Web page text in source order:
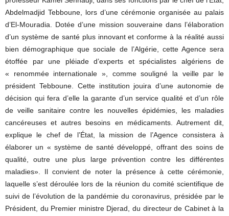
Abdelmadjid Tebboune, lors d’une cérémonie organisée au palais
d’El-Mouradia. Dotée d’une mission souveraine dans l’élaboration
d’un système de santé plus innovant et conforme à la réalité aussi
bien démographique que sociale de l’Algérie, cette Agence sera
étoffée par une pléiade d’experts et spécialistes algériens de
« renommée internationale », comme souligné la veille par le
président Tebboune. Cette institution jouira d’une autonomie de
décision qui fera d’elle la garante d’un service qualité et d’un rôle
de veille sanitaire contre les nouvelles épidémies, les maladies
cancéreuses et autres besoins en médicaments. Autrement dit,
explique le chef de l’État, la mission de l’Agence consistera à
élaborer un « système de santé développé, offrant des soins de
qualité, outre une plus large prévention contre les différentes
maladies». Il convient de noter la présence à cette cérémonie,
laquelle s’est déroulée lors de la réunion du comité scientifique de
suivi de l’évolution de la pandémie du coronavirus, présidée par le
Président, du Premier ministre Djerad, du directeur de Cabinet à la